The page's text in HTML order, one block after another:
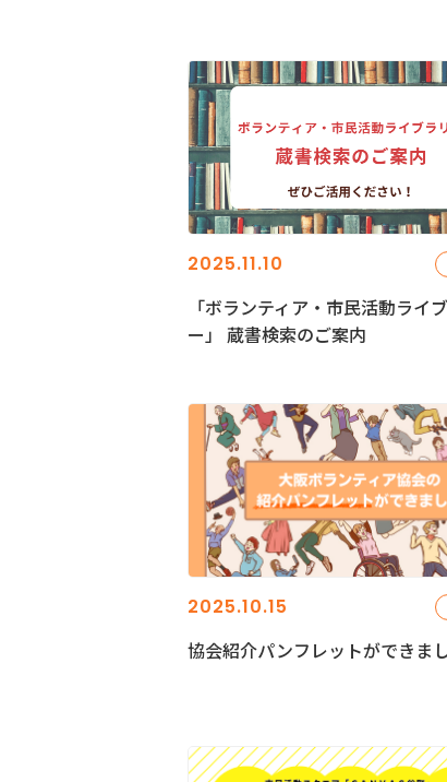
2025.11.10
「ボランティア・市民活動ライ
ー」 蔵書検索のご案内
2025.10.15
協会紹介パンフレットができま